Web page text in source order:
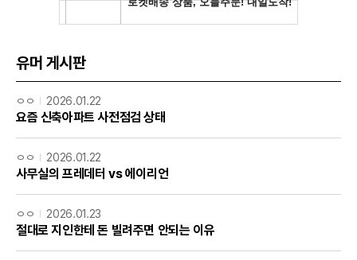
유머 게시판
ㅇㅇ 2026.01.22
요즘 신축아파트 사전점검 상태
ㅇㅇ 2026.01.22
사무실의 프레데터 vs 에이리언
ㅇㅇ 2026.01.23
절대로 지인한테 돈 빌려주면 안되는 이유